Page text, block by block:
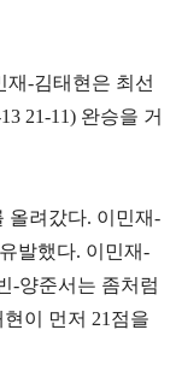
재-김태현은 최선
21-11) 완승을 거
올려갔다. 이민재-
발했다. 이민재-
-양준서는 좀처럼
이 먼저 21 점을